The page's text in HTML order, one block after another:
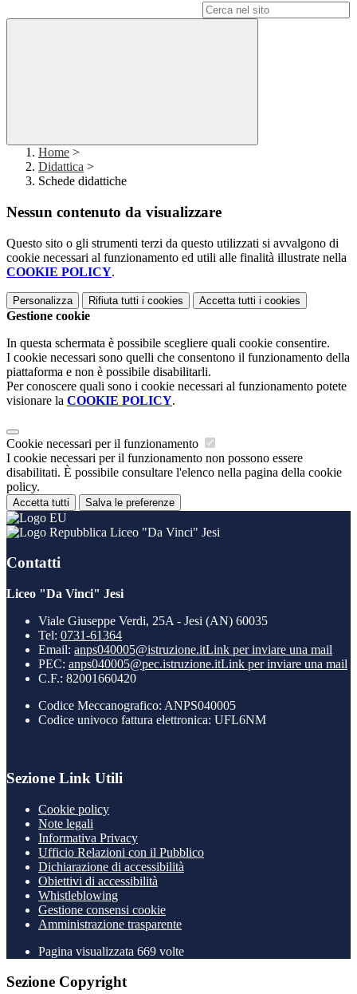
Home >
Didattica >
Schede didattiche
Nessun contenuto da visualizzare
Questo sito o gli strumenti terzi da questo utilizzati si avvalgono di
cookie necessari al funzionamento ed utili alle finalità illustrate nella
COOKIE POLICY.
Personalizza Rifiuta tutti i cookies Accetta tutti i cookies
Gestione cookie
In questa schermata è possibile scegliere quali cookie consentire.
I cookie necessari sono quelli che consentono il funzionamento della
piattaforma e non è possibile disabilitarli.
Per conoscere quali sono i cookie necessari al funzionamento potete
visionare la COOKIE POLICY.
Cookie necessari per il funzionamento
I cookie necessari per il funzionamento non possono essere
disabilitati. È possibile consultare l'elenco nella pagina della cookie
policy.
Accetta tutti Salva le preferenze
Liceo "Da Vinci" Jesi
Contatti
Liceo "Da Vinci" Jesi
Viale Giuseppe Verdi, 25A - Jesi (AN) 60035
Tel: 0731-61364
Email: anps040005@istruzione.itLink per inviare una mail
PEC: anps040005@pec.istruzione.itLink per inviare una mail
C.F.: 82001660420
Codice Meccanografico: ANPS040005
Codice univoco fattura elettronica: UFL6NM
Sezione Link Utili
Cookie policy
Note legali
Informativa Privacy
Ufficio Relazioni con il Pubblico
Dichiarazione di accessibilità
Obiettivi di accessibilità
Whistleblowing
Gestione consensi cookie
Amministrazione trasparente
Pagina visualizzata 669 volte
Sezione Copyright